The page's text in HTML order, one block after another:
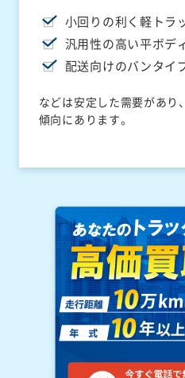
小回りの利く軽トラ
汎用性の高い平ボデ
配送向けのバンタイ
などは安定した需要があり
傾向にあります。